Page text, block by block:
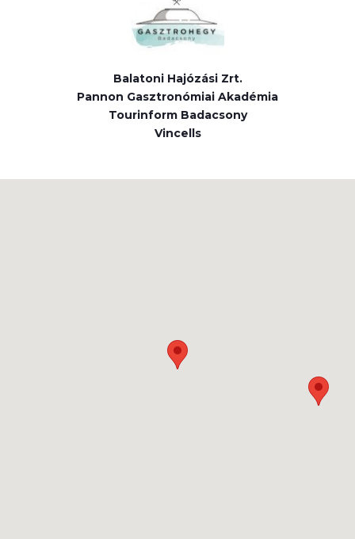
Balatoni Hajózási Zrt.
Pannon Gasztronómiai Akadémia
Tourinform Badacsony
Vincells